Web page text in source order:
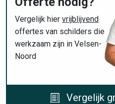
Vergelijk hier vrijblijvend
offertes van schilders die
werkzaam zijn in Velsen-
Noord
Vergelijk